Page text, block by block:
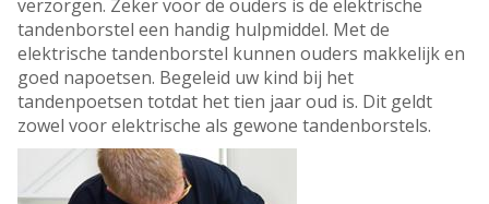
verzorgen. Zeker voor de ouders is de elektrische
tandenborstel een handig hulpmiddel. Met de
elektrische tandenborstel kunnen ouders makkelijk en
goed napoetsen. Begeleid uw kind bij het
tandenpoetsen totdat het tien jaar oud is. Dit geldt
zowel voor elektrische als gewone tandenborstels.